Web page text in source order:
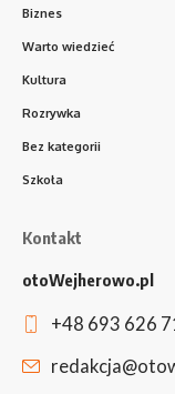
Biznes
Warto wiedzieć
Kultura
Rozrywka
Bez kategorii
Szkoła
Kontakt
otoWejherowo.pl
+48 693 626